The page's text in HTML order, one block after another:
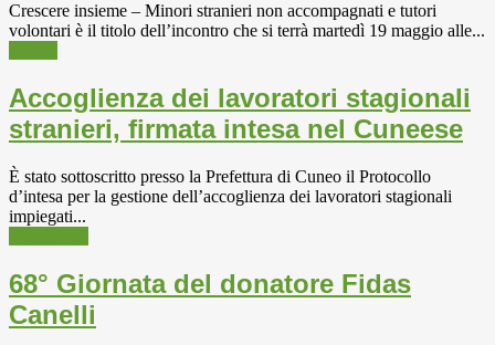
Crescere insieme – Minori stranieri non accompagnati e tutori
volontari è il titolo dell’incontro che si terrà martedì 19 maggio alle...
Accoglienza dei lavoratori stagionali
stranieri, firmata intesa nel Cuneese
È stato sottoscritto presso la Prefettura di Cuneo il Protocollo
d’intesa per la gestione dell’accoglienza dei lavoratori stagionali
impiegati...
68° Giornata del donatore Fidas
Canelli